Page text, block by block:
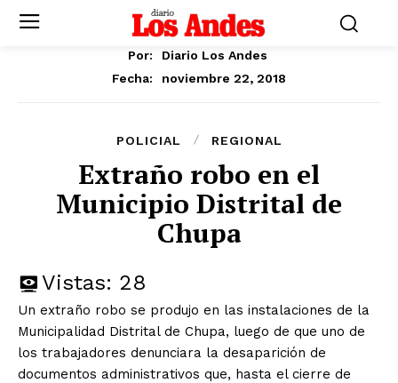
Por:
Diario Los Andes
Fecha:
noviembre 22, 2018
POLICIAL REGIONAL
Extraño robo en el
Municipio Distrital de
Chupa
Vistas: 28
Un extraño robo se produjo en las instalaciones de la
Municipalidad Distrital de Chupa, luego de que uno de
los trabajadores denunciara la desaparición de
documentos administrativos que, hasta el cierre de